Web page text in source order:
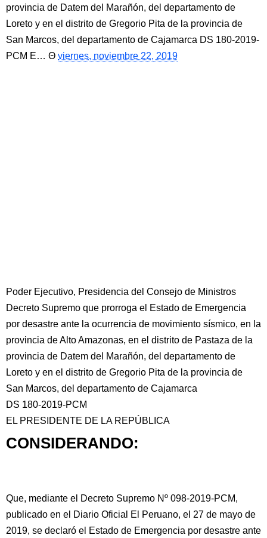
provincia de Datem del Marañón, del departamento de
Loreto y en el distrito de Gregorio Pita de la provincia de
San Marcos, del departamento de Cajamarca DS 180-2019-
PCM E…
viernes, noviembre 22, 2019
Poder Ejecutivo, Presidencia del Consejo de Ministros
Decreto Supremo que prorroga el Estado de Emergencia
por desastre ante la ocurrencia de movimiento sísmico, en la
provincia de Alto Amazonas, en el distrito de Pastaza de la
provincia de Datem del Marañón, del departamento de
Loreto y en el distrito de Gregorio Pita de la provincia de
San Marcos, del departamento de Cajamarca
DS 180-2019-PCM
EL PRESIDENTE DE LA REPÚBLICA
CONSIDERANDO:
Que, mediante el Decreto Supremo Nº 098-2019-PCM,
publicado en el Diario Oficial El Peruano, el 27 de mayo de
2019, se declaró el Estado de Emergencia por desastre ante